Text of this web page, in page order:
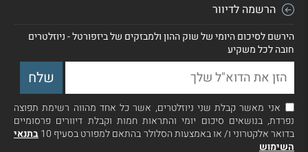
הרשמה לדיוור
הירשם לסיכום היומי של שוק ההון ולמבזקים של ביזפורטל - ניוזלטרים
חובה לכל משקיע
אני מאשר קבלת שני ניוזלטרים, אשר כל אחד מהווה רשימת תפוצה
נפרדת, בנושאים סיכום יומי והתראות חמות וקבלת דיוורים פרסומיים
בדואר אלקטרוני ו/ או באמצעות הסלולר בהתאם למפורט בסעיף 10
בתנאי
השימוש